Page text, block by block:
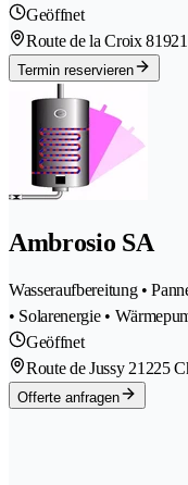
Geöffnet
Route de la Croix 8
Termin reservieren
Ambrosio SA
Wasseraufbereitung •
• Solarenergie •
Geöffnet
Route de Jussy 21225
Offerte anfragen